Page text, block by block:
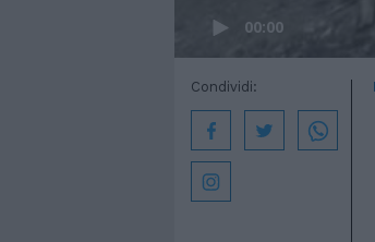
00:00
Condividi: